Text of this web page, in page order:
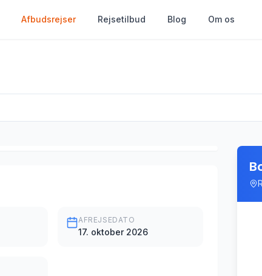
Afbudsrejser Rejsetilbud Blog Om os
AFREJSEDATO
17. oktober 2026